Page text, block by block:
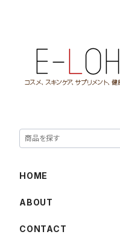
HOME
ABOUT
CONTACT